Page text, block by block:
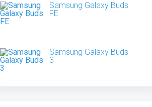
Samsung Galaxy Buds
FE
Samsung Galaxy Buds
3